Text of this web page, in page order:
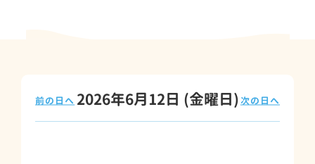
2026年6月12日 (金曜日)
前の日へ 次の日へ